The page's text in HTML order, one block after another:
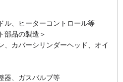
ル、ヒーターコントロール等
部品の製造＞
、カバーシリンダーヘッド、オイ
器、ガスバルブ等